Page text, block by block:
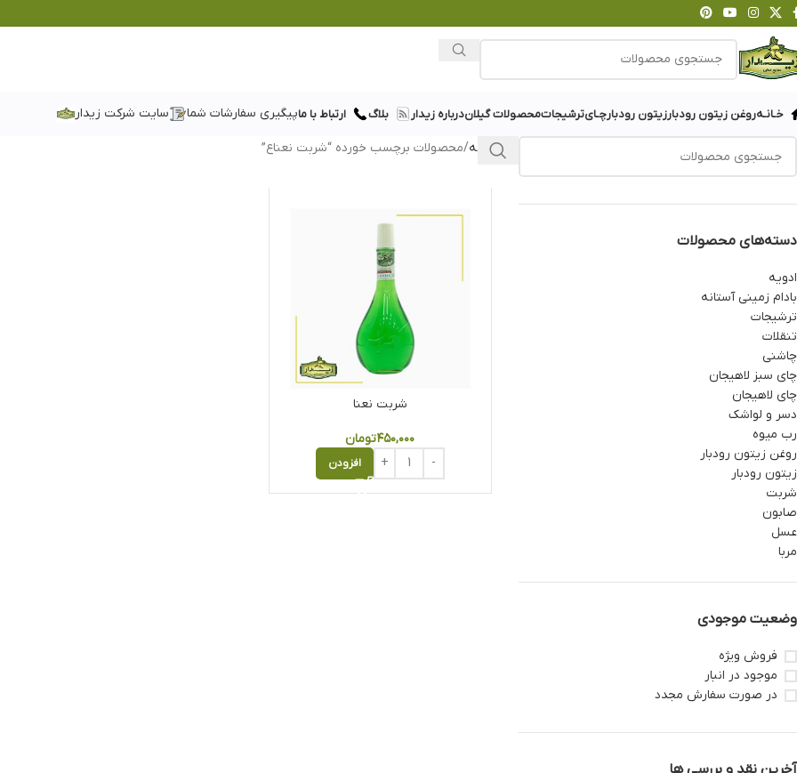
خـانـهروغن زیتون رودبارزیتون رودبارچـایترشیجاتمحصولات گیلاندرباره زیدار بلاگ ارتباط با ماپیگیری سفارشات شما سایت شرکت زیدار
دسته‌های محصولات
ادویه
بادام زمینی آستانه
ترشیجات
تنقلات
چاشنی
چای سبز لاهیجان
چای لاهیجان
دسر و لواشک
رب میوه
روغن زیتون رودبار
زیتون رودبار
شربت
صابون
عسل
مربا
وضعیت موجودی
فروش ویژه
موجود در انبار
در صورت سفارش مجدد
آخرین نقد و بررسی ها
خانه محصولات برچسب خورده “شربت نعناع”
شربت نعنا
۴۵۰,۰۰۰تومان
افزودن